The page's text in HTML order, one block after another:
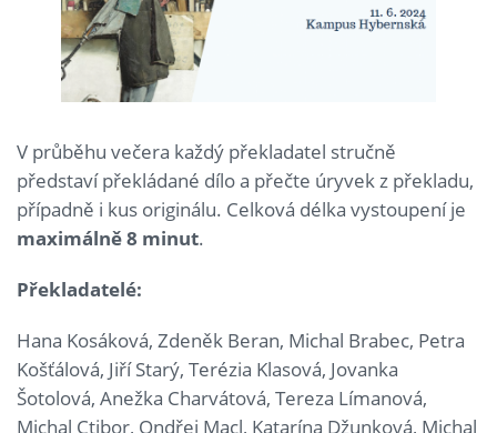
V průběhu večera každý překladatel stručně
představí překládané dílo a přečte úryvek z překladu,
případně i kus originálu. Celková délka vystoupení je
maximálně 8 minut.
Překladatelé:
Hana Kosáková, Zdeněk Beran, Michal Brabec, Petra
Košťálová, Jiří Starý, Terézia Klasová, Jovanka
Šotolová, Anežka Charvátová, Tereza Límanová,
Michal Ctibor, Ondřej Macl, Katarína Džunková, Michal